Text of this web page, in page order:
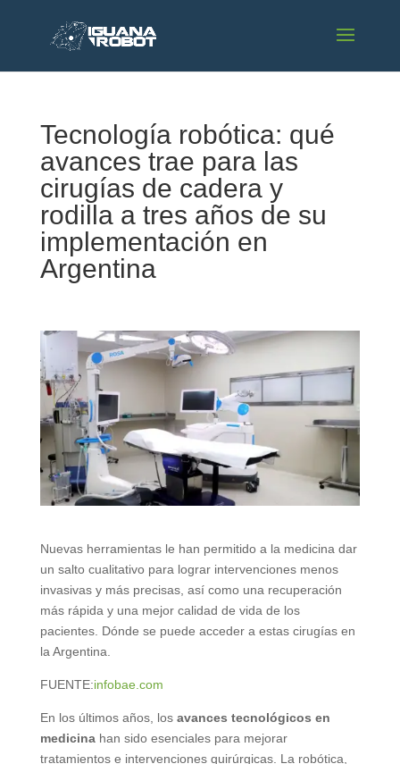
Tecnología robótica: qué
avances trae para las
cirugías de cadera y
rodilla a tres años de su
implementación en
Argentina
Nuevas herramientas le han permitido a la medicina dar
un salto cualitativo para lograr intervenciones menos
invasivas y más precisas, así como una recuperación
más rápida y una mejor calidad de vida de los
pacientes. Dónde se puede acceder a estas cirugías en
la Argentina.
FUENTE:infobae.com
En los últimos años, los avances tecnológicos en
medicinahan sido esenciales para mejorar
tratamientos e intervenciones quirúrgicas. La robótica,